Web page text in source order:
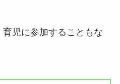
児に参加することもな